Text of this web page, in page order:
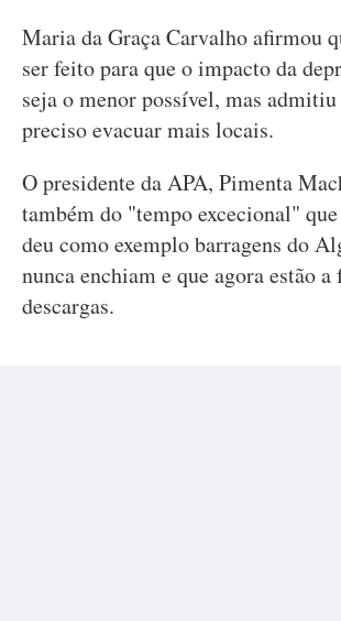
Maria da Graça Carvalho afirmou
ser feito para que o impacto da
seja o menor possível, mas admitiu
preciso evacuar mais locais.
O presidente da APA, Pimenta
também do "tempo excecional"
deu como exemplo barragens do
nunca enchiam e que agora estão a
descargas.